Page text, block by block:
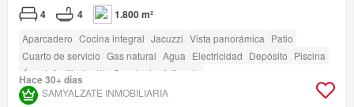
4 4 1.800 m²
Aparcadero Cocina integral Jacuzzi Vista panorámica Patio
Cuarto de servicio Gas natural Agua Electricidad Depósito Piscina
Área infantil
Jardín Caseta de vigilancia
Hace 30+ días
SAMYALZATE INMOBILIARIA